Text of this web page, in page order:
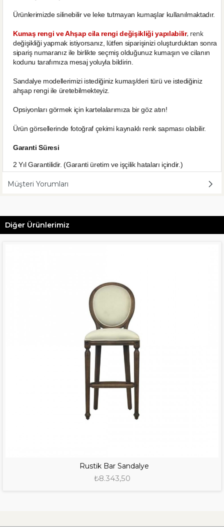
Ürünlerimizde silinebilir ve leke tutmayan kumaşlar kullanılmaktadır.
Kumaş rengi ve Ahşap cila rengi değişikliği yapılabilir, renk
değişikliği yapmak istiyorsanız, lütfen siparişinizi oluşturduktan sonra
sipariş numaranız ile birlikte seçmiş olduğunuz kumaşın ve cilanın
kodunu tarafımıza mesaj yoluyla bildirin.
Sandalye modellerimizi istediğiniz kumaş/deri türü ve istediğiniz
ahşap rengi ile üretebilmekteyiz.
Opsiyonları görmek için kartelalarımıza bir göz atın!
Ürün görsellerinde fotoğraf çekimi kaynaklı renk sapması olabilir.
Garanti Süresi
2 Yıl Garantilidir. (Garanti üretim ve işçilik hataları içindir.)
Müşteri Yorumları
Diğer Ürünlerimiz
Rustik Bar Sandalye
₺8.343,50